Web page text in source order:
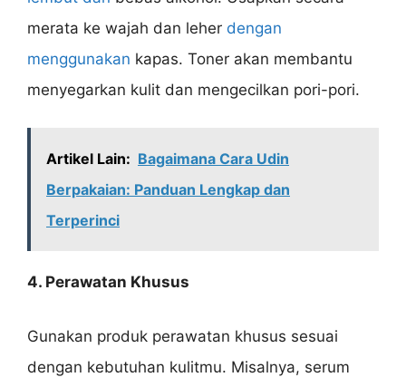
merata ke wajah dan leher dengan
menggunakan kapas. Toner akan membantu
menyegarkan kulit dan mengecilkan pori-pori.
Artikel Lain: Bagaimana Cara Udin
Berpakaian: Panduan Lengkap dan
Terperinci
4. Perawatan Khusus
Gunakan produk perawatan khusus sesuai
dengan kebutuhan kulitmu. Misalnya, serum